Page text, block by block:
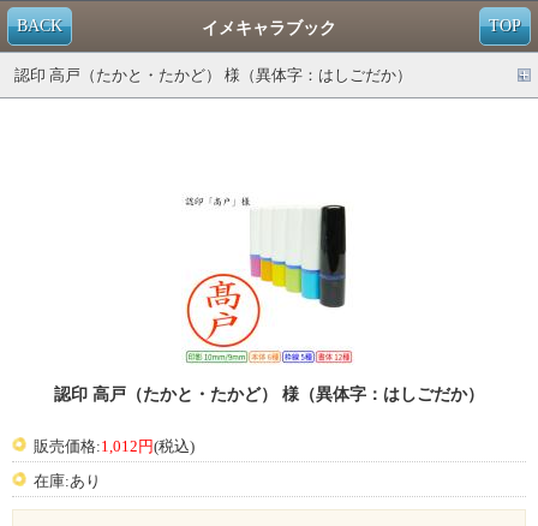
TOP
BACK イメキャラブック
認印 高戸（たかと・たかど） 様（異体字：はしごだか）
認印 高戸（たかと・たかど） 様（異体字：はしごだか）
販売価格:1,012円(税込)
在庫:あり